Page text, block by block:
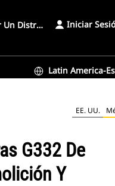
Un Distribuidor Iniciar
Latin America-
EE. UU.
G332 De
Y